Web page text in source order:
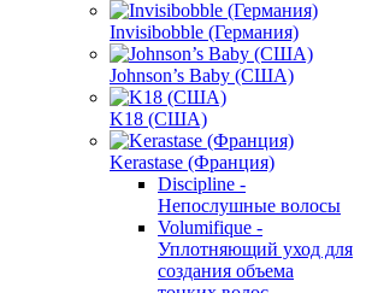
Invisibobble (Германия)
Johnson’s Baby (США)
K18 (США)
Kerastase (Франция)
Discipline -
Непослушные волосы
Volumifique -
Уплотняющий уход для
создания объема